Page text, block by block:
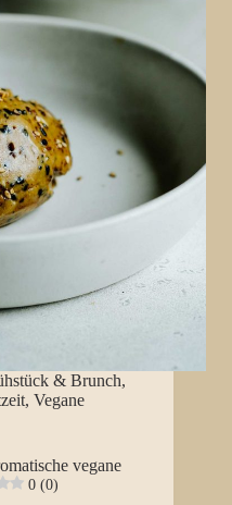
& Brunch,
, Vegane
vegane
0 (0)